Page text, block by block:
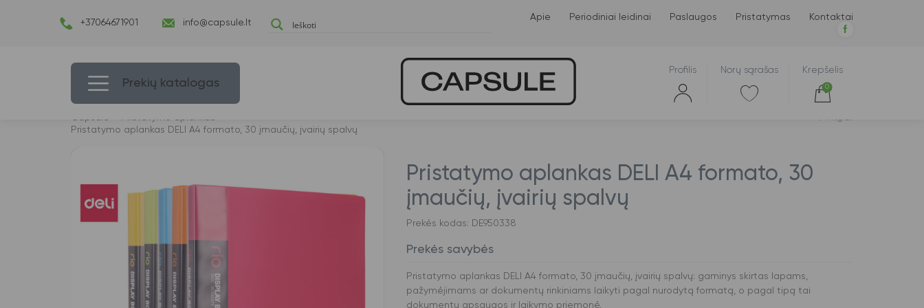
+37064671901 info@capsule.lt
Apie Periodiniai leidinai Paslaugos Pristatymas Kontaktai
Prekių katalogas
Profilis Norų sąrašas Krepšelis
0
Capsulė Pristatymo aplankas
Pristatymo aplankas DELI A4 formato, 30 įmaučių, įvairių spalvų
Atgal
Pristatymo aplankas DELI A4 formato, 30
įmaučių, įvairių spalvų
Prekės kodas: DE950338
Prekės savybės
Pristatymo aplankas DELI A4 formato, 30 įmaučių, įvairių spalvų: gaminys skirtas lapams,
pažymėjimams ar dokumentų rinkiniams laikyti pagal nurodytą formatą, o pagal tipą tai
dokumentų apsaugos ir laikymo priemonė.